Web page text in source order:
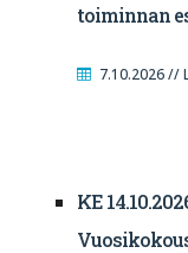
toiminnan
7.10.2026 //
KE